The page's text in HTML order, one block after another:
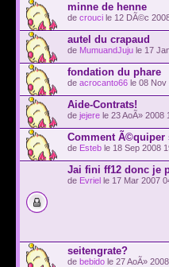
minne de henne
de crouci le 12 DÃ©c
autel du crapaud
de MumuandJuju le 17
fondation du phare
de acrocanto66 le 08 Nov
Aide-Contrats!
de jejere le 23 AoÃ» 2008
Comment Ã©quiper
de Esteb le 18 Sep 2008
Jai fini ff12 donc je
de Evriel le 17 Mar 2007
seitengrate?
de bebido le 27 AoÃ»